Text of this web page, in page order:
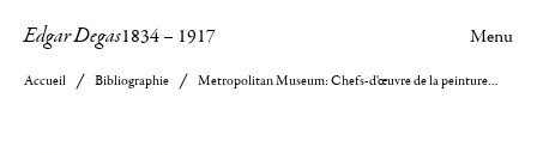
Edgar Degas1834– 1917 Menu
Accueil Bibliographie Metropolitan Museum: Chefs-d'œuvre de la peinture européenne (Cat. exp. Fondation Gianadda, Martigny)